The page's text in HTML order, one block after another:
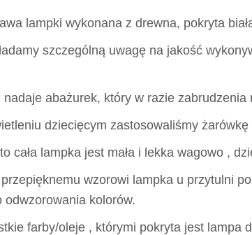
lampki wykonana z drewna, pokryta
szczególną uwagę na jakość
abażurek, który w razie
dziecięcym zastosowaliśmy
cała lampka jest mała i lekka wagowo ,
wzorowi lampka u przytulni
odwzorowania kolorów.
farby/oleje , którymi pokryta jest lampa